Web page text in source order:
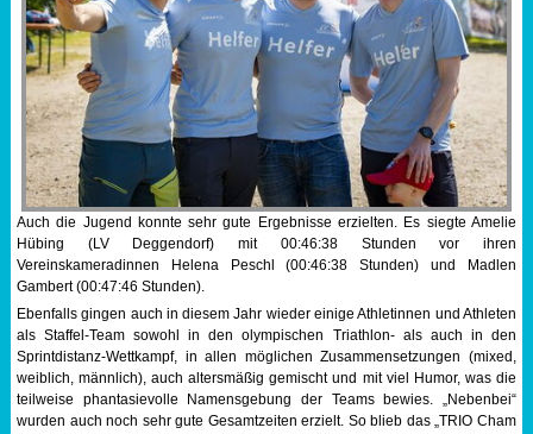
Auch die Jugend konnte sehr gute Ergebnisse erzielten. Es siegte Amelie
Hübing (LV Deggendorf) mit 00:46:38 Stunden vor ihren
Vereinskameradinnen Helena Peschl (00:46:38 Stunden) und Madlen
Gambert (00:47:46 Stunden).
Ebenfalls gingen auch in diesem Jahr wieder einige Athletinnen und Athleten
als Staffel-Team sowohl in den olympischen Triathlon- als auch in den
Sprintdistanz-Wettkampf, in allen möglichen Zusammensetzungen (mixed,
weiblich, männlich), auch altersmäßig gemischt und mit viel Humor, was die
teilweise phantasievolle Namensgebung der Teams bewies. „Nebenbei“
wurden auch noch sehr gute Gesamtzeiten erzielt. So blieb das „TRIO Cham